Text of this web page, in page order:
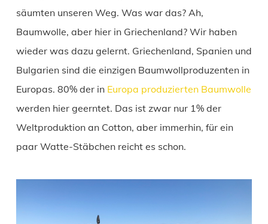
säumten unseren Weg. Was war das? Ah,
Baumwolle, aber hier in Griechenland? Wir haben
wieder was dazu gelernt. Griechenland, Spanien und
Bulgarien sind die einzigen Baumwollproduzenten in
Europas. 80% der in Europa produzierten Baumwolle
werden hier geerntet. Das ist zwar nur 1% der
Weltproduktion an Cotton, aber immerhin, für ein
paar Watte-Stäbchen reicht es schon.